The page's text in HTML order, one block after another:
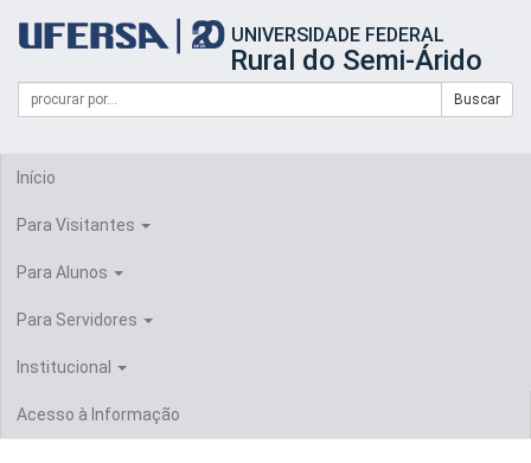
portal
UFERSA
UNIVERSIDADE FEDERAL
Rural do Semi-Árido
Formulário
Busca
Campo
de
Buscar
Início
Para Visitantes
Para Alunos
Para Servidores
Institucional
Acesso à Informação